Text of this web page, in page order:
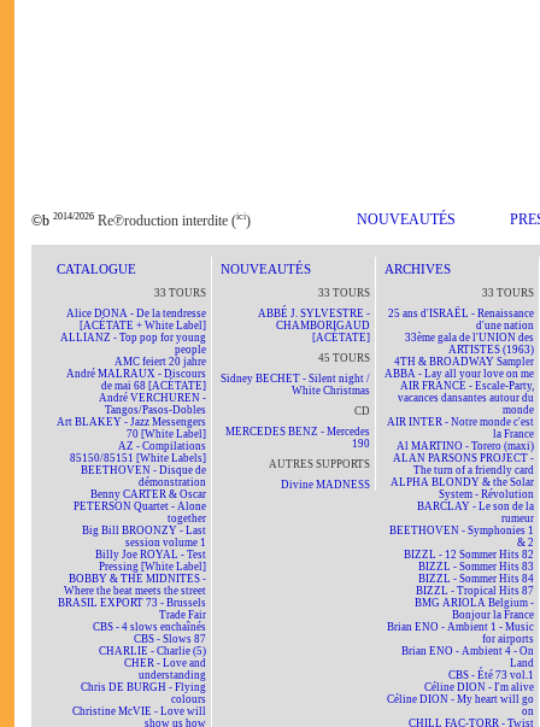
©b 2014/2026 Re℗roduction interdite (ici) NOUVEAUTÉS
CATALOGUE
33 TOURS
Alice DONA - De la tendresse
[ACÉTATE + White Label]
ALLIANZ - Top pop for young
people
AMC feiert 20 jahre
André MALRAUX - Discours
de mai 68 [ACÉTATE]
André VERCHUREN -
Tangos/Pasos-Dobles
Art BLAKEY - Jazz Messengers
70 [White Label]
AZ - Compilations
85150/85151 [White Labels]
BEETHOVEN - Disque de
démonstration
Benny CARTER & Oscar
PETERSON Quartet - Alone
together
Big Bill BROONZY - Last
session volume 1
Billy Joe ROYAL - Test
Pressing [White Label]
BOBBY & THE MIDNITES -
Where the beat meets the street
BRASIL EXPORT 73 - Brussels
Trade Fair
CBS - 4 slows enchaînés
CBS - Slows 87
CHARLIE - Charlie (5)
CHER - Love and
understanding
Chris DE BURGH - Flying
colours
Christine McVIE - Love will
show us how
NOUVEAUTÉS
33 TOURS
ABBÉ J. SYLVESTRE -
CHAMBORIGAUD
[ACÉTATE]
45 TOURS
Sidney BECHET - Silent night /
White Christmas
CD
MERCEDES BENZ - Mercedes
190
AUTRES SUPPORTS
Divine MADNESS
ARCHIVES
33 TOURS
25 ans d'ISRAËL - Renaissance
d'une nation
33ème gala de l'UNION des
ARTISTES (1963)
4TH & BROADWAY Sampler
ABBA - Lay all your love on me
AIR FRANCE - Escale-Party,
vacances dansantes autour du
monde
AIR INTER - Notre monde c'est
la France
Al MARTINO - Torero (maxi)
ALAN PARSONS PROJECT -
The turn of a friendly card
ALPHA BLONDY & the Solar
System - Révolution
BARCLAY - Le son de la
rumeur
BEETHOVEN - Symphonies 1
& 2
BIZZL - 12 Sommer Hits 82
BIZZL - Sommer Hits 83
BIZZL - Sommer Hits 84
BIZZL - Tropical Hits 87
BMG ARIOLA Belgium -
Bonjour la France
Brian ENO - Ambient 1 - Music
for airports
Brian ENO - Ambient 4 - On
Land
CBS - Été 73 vol.1
Céline DION - I'm alive
Céline DION - My heart will go
on
CHILL FAC-TORR - Twist